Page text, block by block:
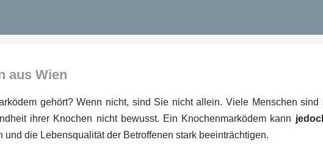
aus Wien
gehört? Wenn nicht, sind Sie nicht allein. Viele Menschen sind
ihrer Knochen nicht bewusst. Ein Knochenmarködem kann
und die Lebensqualität der Betroffenen stark beeinträchtigen.